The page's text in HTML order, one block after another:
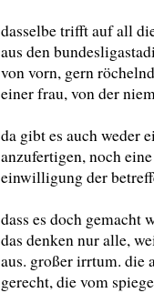
dasselbe trifft auf all
aus den
von vorn, gern
einer frau, von der
da gibt es auch weder
anzufertigen, noch
einwilligung der
dass es doch gemacht
das denken nur alle,
aus. großer irrtum. die
gerecht, die vom